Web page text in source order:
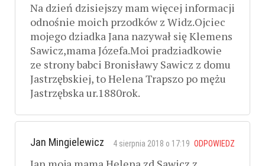
Na dzień dzisiejszy mam więcej informacji
odnośnie moich przodków z Widz.Ojciec
mojego dziadka Jana nazywał się Klemens
Sawicz,mama Józefa.Moi pradziadkowie
ze strony babci Bronisławy Sawicz z domu
Jastrzębskiej, to Helena Trapszo po mężu
Jastrzębska ur.1880rok.
Jan Mingielewicz 4 sierpnia 2018 o 17:19 ODPOWIEDZ